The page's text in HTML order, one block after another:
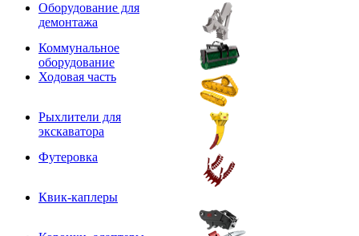
Оборудование для
демонтажа
Коммунальное
оборудование
Ходовая часть
Рыхлители для
экскаватора
Футеровка
Квик-каплеры